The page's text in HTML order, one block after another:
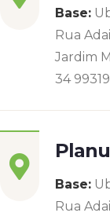
Base:
Rua
Jardim
34
Base:
Rua